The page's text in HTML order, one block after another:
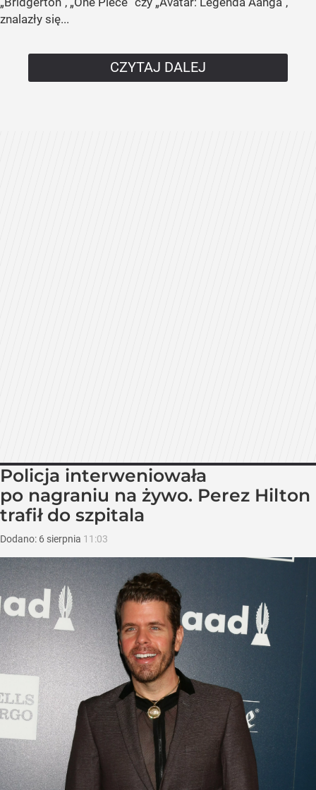
znalazły się...
CZYTAJ DALEJ
Policja interweniowała
po nagraniu na żywo. Perez Hilton
trafił do szpitala
Dodano: 6 sierpnia 11:03